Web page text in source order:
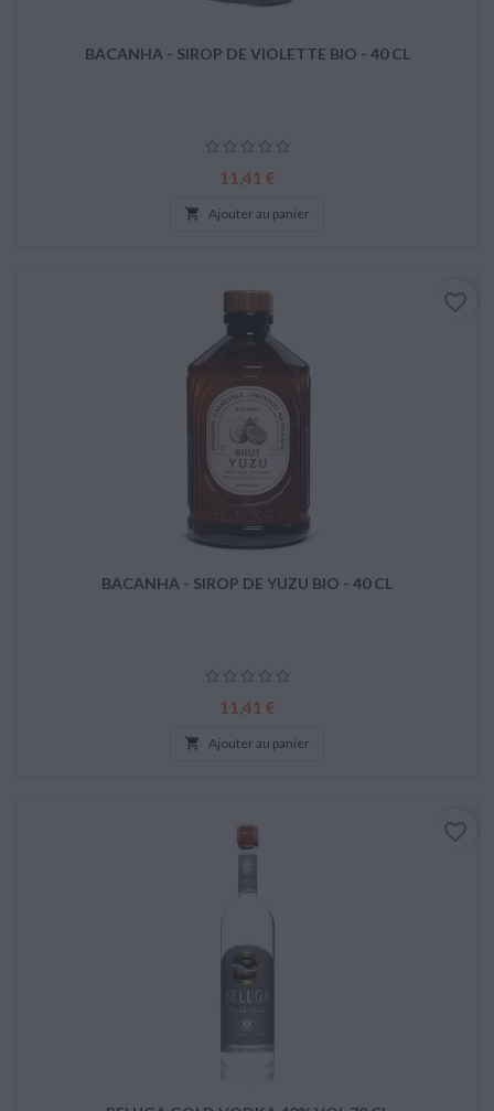
BACANHA - SIROP DE VIOLETTE BIO - 40 CL
Prix
11,41 €
 Ajouter au panier
BACANHA - SIROP DE YUZU BIO - 40 CL
Prix
11,41 €
 Ajouter au panier
favorite_border
favorite_border